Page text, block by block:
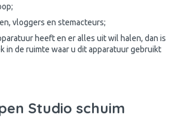
vloggers en stemacteurs;
heeft en er alles uit wil halen, dan is
in de ruimte waar u dit apparatuur gebruikt
Studio schuim